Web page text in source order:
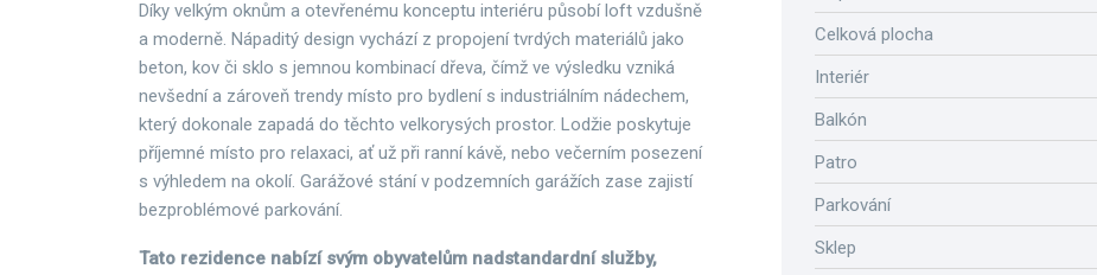
Celková plocha
Interiér
Balkón
Patro
Parkování
Sklep
Díky velkým oknům a otevřenému konceptu interiéru působí loft vzdušně
a moderně. Nápaditý design vychází z propojení tvrdých materiálů jako
beton, kov či sklo s jemnou kombinací dřeva, čímž ve výsledku vzniká
nevšední a zároveň trendy místo pro bydlení s industriálním nádechem,
který dokonale zapadá do těchto velkorysých prostor. Lodžie poskytuje
příjemné místo pro relaxaci, ať už při ranní kávě, nebo večerním posezení
s výhledem na okolí. Garážové stání v podzemních garážích zase zajistí
bezproblémové parkování.
Tato rezidence nabízí svým obyvatelům nadstandardní služby,